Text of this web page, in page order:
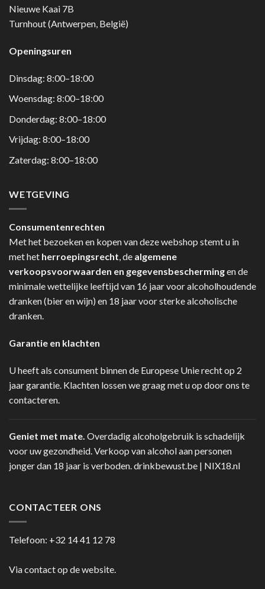
Nieuwe Kaai 7B
Turnhout (Antwerpen, België)
Openingsuren
Dinsdag: 8:00–18:00
Woensdag: 8:00–18:00
Donderdag: 8:00–18:00
Vrijdag: 8:00–18:00
Zaterdag: 8:00–18:00
WETGEVING
Consumentenrechten
Met het bezoeken en kopen van deze webshop stemt u in
met het herroepingsrecht, de algemene
verkoopsvoorwaarden en gegevensbeschermingen de
minimale wettelijke leeftijd van 16 jaar voor alcoholhoudende
dranken (bier en wijn) en 18 jaar voor sterke alcoholische
dranken.
Garantie en klachten
U heeft als consument binnen de Europese Unie recht op 2
jaar garantie. Klachten lossen we graag met u op door ons te
contacteren.
Geniet met mate. Overdadig alcoholgebruik is schadelijk
voor uw gezondheid. Verkoop van alcohol aan personen
jonger dan 18 jaar is verboden.drinkbewust.be | NIX18.nl
CONTACTEER ONS
Telefoon: +32 14 41 12 78
Via contact op de website.